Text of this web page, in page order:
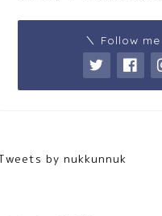
＼ Follow me
by nukkunnuk